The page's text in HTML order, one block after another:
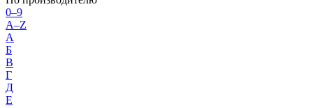
0–9
A–Z
А
Б
В
Г
Д
Е